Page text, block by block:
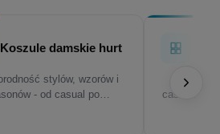
Koszule damskie hurt
stylów, wzorów i
- od casual po
casualowe,